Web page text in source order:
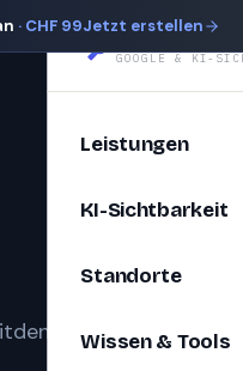
· CHF 99Jetzt erstellen
SEOBoost
GOOGLE & KI-
Leistungen
KI-Sichtbarkeit
Standorte
Wissen & Tools